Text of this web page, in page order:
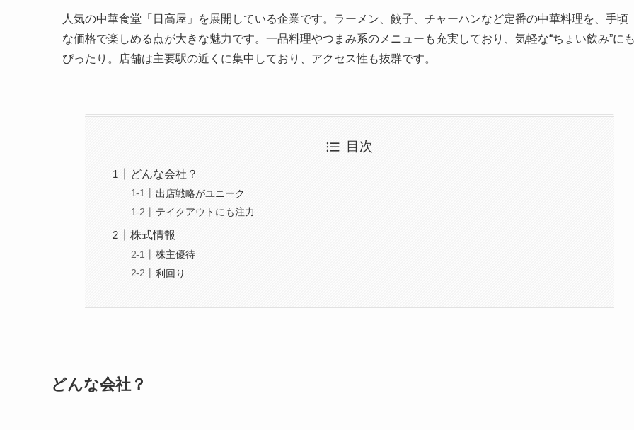
人気の中華食堂「日高屋」を展開している企業です。ラーメン、餃子、チャーハンなど定番の中華料理を、手頃
な価格で楽しめる点が大きな魅力です。一品料理やつまみ系のメニューも充実しており、気軽な“ちょい飲み”に
ぴったり。店舗は主要駅の近くに集中しており、アクセス性も抜群です。
目次
どんな会社？
出店戦略がユニーク
テイクアウトにも注力
株式情報
株主優待
利回り
どんな会社？